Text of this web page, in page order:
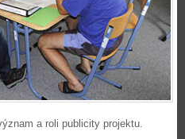
a roli publicity projektu.